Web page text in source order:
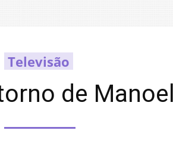
Televisão
de